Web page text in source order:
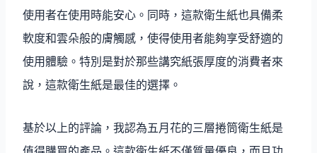
使用者在使用時能安心。同時，這款衛生紙也具備柔
軟度和雲朵般的膚觸感，使得使用者能夠享受舒適的
使用體驗。特別是對於那些講究紙張厚度的消費者來
說，這款衛生紙是最佳的選擇。
基於以上的評論，我認為五月花的三層捲筒衛生紙是